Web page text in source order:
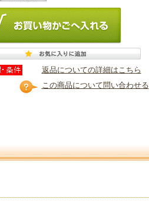
返品についての詳細はこちら
この商品について問い合わせる